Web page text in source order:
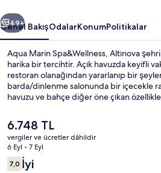
Sonraki
49+
Genel BakışOdalarKonumPolitikalar
Aqua Marin Spa&Wellness, Altınova
harika bir tercihtir. Açık havuzda keyifli
restoran olanağından yararlanıp bir
barda/dinlenme salonunda bir içecekle
havuzu ve bahçe diğer öne çıkan
Şu
anki
fiyat
6.748 TL
6.748 TL
vergiler ve ücretler dâhildir
6 Eyl - 7 Eyl
Yorumlar
7,07,0/10
İyi